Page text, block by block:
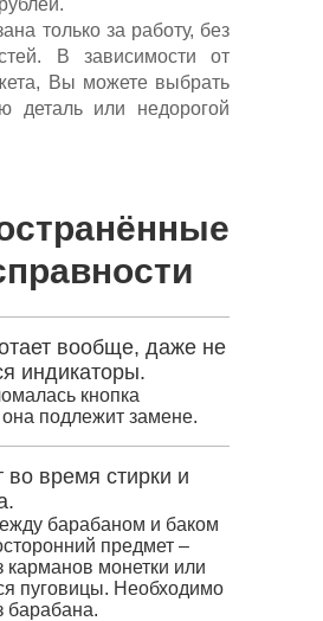
только за работу, без
В зависимости от
Вы можете выбрать
деталь или недорогой
вообще, даже не
индикаторы.
кнопка
подлежит замене.
во время стирки и
барабаном и баком
предмет –
монетки или
пуговицы. Необходимо
барабана.